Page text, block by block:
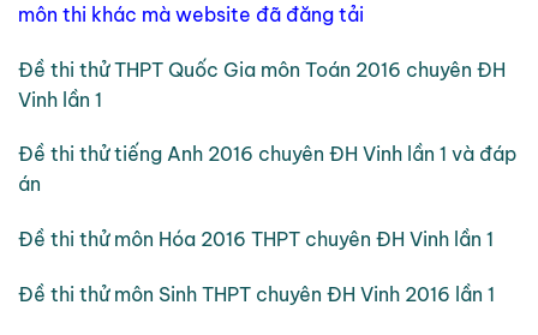
môn thi khác mà website đã đăng tải
Đề thi thử THPT Quốc Gia môn Toán 2016 chuyên ĐH
Vinh lần 1
Đề thi thử tiếng Anh 2016 chuyên ĐH Vinh lần 1 và đáp
án
Đề thi thử môn Hóa 2016 THPT chuyên ĐH Vinh lần 1
Đề thi thử môn Sinh THPT chuyên ĐH Vinh 2016 lần 1